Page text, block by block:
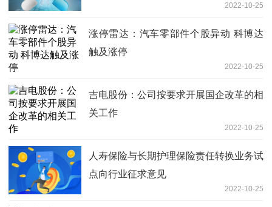
2022-10-25
涨停雷达：汽车零部件个股异动 科博达
触及涨停
2022-10-25
吉电股份：公司按要求开展国企改革的相
关工作
2022-10-25
人寿保险与长期护理保险责任转换业务试
点向行业征求意见
2022-10-25